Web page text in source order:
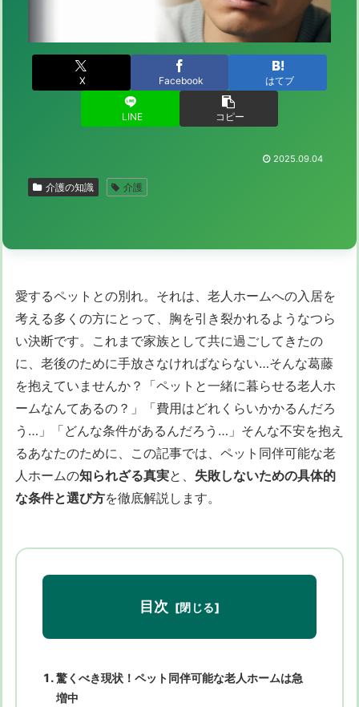
X Facebook はてブ
LINE コピー
2025.09.04
介護の知識 介護
愛するペットとの別れ。それは、老人ホームへの入居を
考える多くの方にとって、胸を引き裂かれるようなつら
い決断です。これまで家族として共に過ごしてきたの
に、老後のために手放さなければならない…そんな葛藤
を抱えていませんか？「ペットと一緒に暮らせる老人ホ
ームなんてあるの？」「費用はどれくらいかかるんだろ
う…」「どんな条件があるんだろう…」そんな不安を抱え
るあなたのために、この記事では、ペット同伴可能な老
人ホームの知られざる真実と、 失敗しないための具体的
な条件と選び方を徹底解説します。
目次
驚くべき現状！ペット同伴可能な老人ホームは急
増中